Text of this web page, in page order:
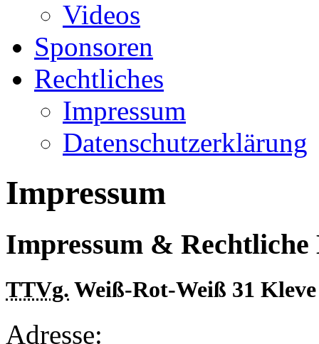
Videos
Sponsoren
Rechtliches
Impressum
Datenschutzerklärung
Impressum
Impressum & Rechtliche
TTVg. Weiß-Rot-Weiß 31
Adresse: